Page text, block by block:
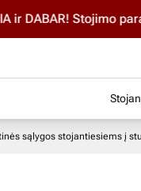
Stojimo paraišką
sąlygos stojantiesiems į